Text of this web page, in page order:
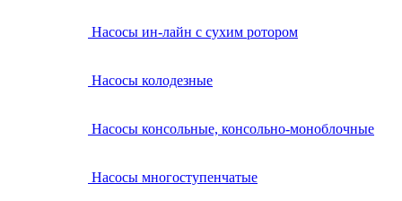
Насосы ин-лайн с сухим ротором
Насосы колодезные
Насосы консольные, консольно-моноблочные
Насосы многоступенчатые